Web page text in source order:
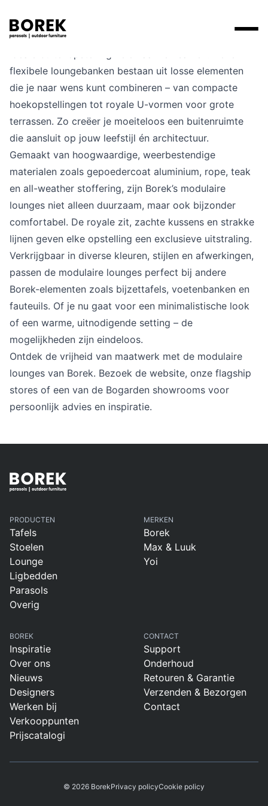
Producten
Alle producten
Tafels
Lounge
Parasols
Stoelen
Ligbedden
Overig
Deals
Collecties
Merken
Ontdek onze merken
Borek
Max & Luuk
Projecten
Verkooppunten
Verkooppunten
Flagship stores
Premium stores
Verkooppunten zoeken
Designers
Prijscatalogi
Flagship stores
Contact
3D modellen
Nieuws
Events
Werken bij
Taalkeuze
Zoek
Met de modulaire lounges van Borek stel je jouw
flexibele loungebanken bestaan uit losse elementen
die je naar wens kunt combineren – van compacte
hoekopstellingen tot royale U-vormen voor grote
terrassen. Zo creëer je moeiteloos een buitenruimte
die aansluit op jouw leefstijl én architectuur.
Gemaakt van hoogwaardige, weerbestendige
materialen zoals gepoedercoat aluminium, rope, teak
en all-weather stoffering, zijn Borek’s modulaire
lounges niet alleen duurzaam, maar ook bijzonder
comfortabel. De royale zit, zachte kussens en strakke
lijnen geven elke opstelling een exclusieve uitstraling.
Verkrijgbaar in diverse kleuren, stijlen en afwerkingen,
passen de modulaire lounges perfect bij andere
Borek-elementen zoals bijzettafels, voetenbanken en
fauteuils. Of je nu gaat voor een minimalistische look
of een warme, uitnodigende setting – de
mogelijkheden zijn eindeloos.
Ontdek de vrijheid van maatwerk met de modulaire
lounges van Borek. Bezoek de website, onze flagship
stores of een van de Bogarden showrooms voor
persoonlijk advies en inspiratie.
PRODUCTEN
Tafels
Stoelen
Lounge
Ligbedden
Parasols
Overig
MERKEN
Borek
Max & Luuk
Yoi
BOREK
Inspiratie
Over ons
Nieuws
Designers
Werken bij
Verkooppunten
Prijscatalogi
CONTACT
Support
Onderhoud
Retouren & Garantie
Verzenden & Bezorgen
Contact
© 2026 BorekPrivacy policyCookie policy